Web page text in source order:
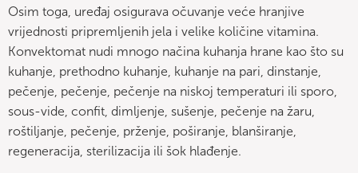
Osim toga, uređaj osigurava očuvanje veće hranjive
vrijednosti pripremljenih jela i velike količine vitamina.
Konvektomat nudi mnogo načina kuhanja hrane kao što su
kuhanje, prethodno kuhanje, kuhanje na pari, dinstanje,
pečenje, pečenje, pečenje na niskoj temperaturi ili sporo,
sous-vide, confit, dimljenje, sušenje, pečenje na žaru,
roštiljanje, pečenje, prženje, poširanje, blanširanje,
regeneracija, sterilizacija ili šok hlađenje.